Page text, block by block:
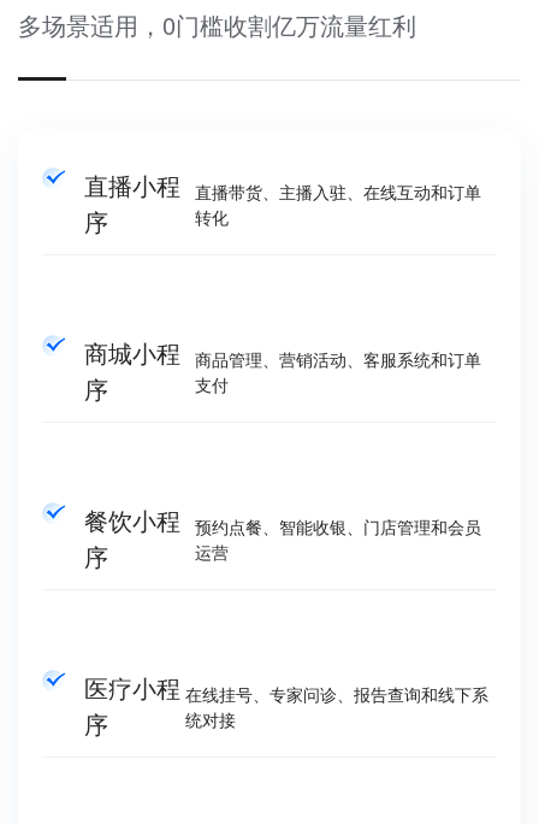
多场景适用，0门槛收割亿万流量红利
直播小程
序
直播带货、主播入驻、在线互动和订单
转化
商城小程
序
商品管理、营销活动、客服系统和订单
支付
餐饮小程
序
预约点餐、智能收银、门店管理和会员
运营
医疗小程
序
在线挂号、专家问诊、报告查询和线下系
统对接